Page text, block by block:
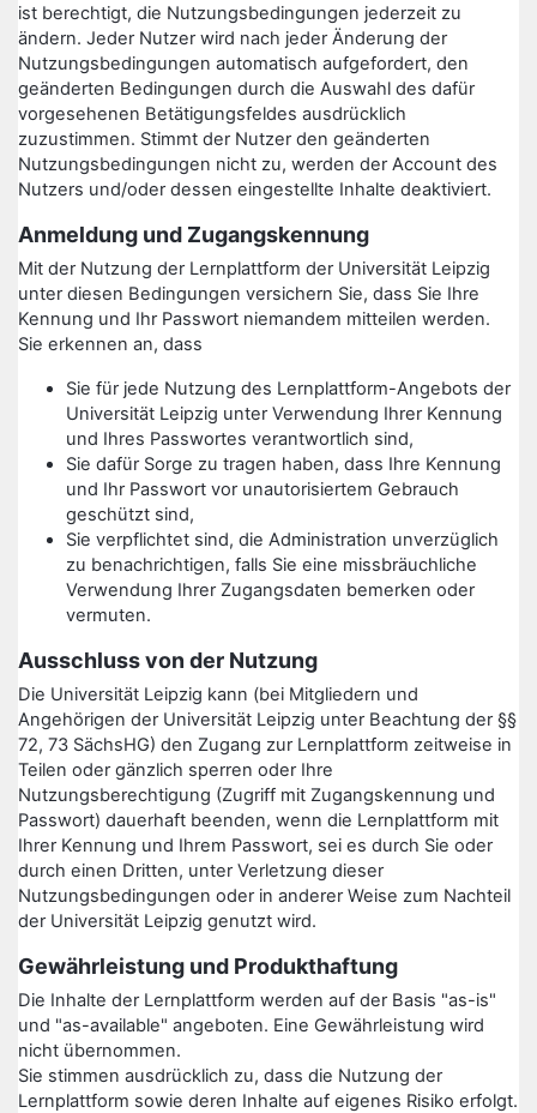
ist berechtigt, die Nutzungsbedingungen jederzeit zu
ändern. Jeder Nutzer wird nach jeder Änderung der
Nutzungsbedingungen automatisch aufgefordert, den
geänderten Bedingungen durch die Auswahl des dafür
vorgesehenen Betätigungsfeldes ausdrücklich
zuzustimmen. Stimmt der Nutzer den geänderten
Nutzungsbedingungen nicht zu, werden der Account des
Nutzers und/oder dessen eingestellte Inhalte deaktiviert.
Anmeldung und Zugangskennung
Mit der Nutzung der Lernplattform der Universität Leipzig
unter diesen Bedingungen versichern Sie, dass Sie Ihre
Kennung und Ihr Passwort niemandem mitteilen werden.
Sie erkennen an, dass
Sie für jede Nutzung des Lernplattform-Angebots der
Universität Leipzig unter Verwendung Ihrer Kennung
und Ihres Passwortes verantwortlich sind,
Sie dafür Sorge zu tragen haben, dass Ihre Kennung
und Ihr Passwort vor unautorisiertem Gebrauch
geschützt sind,
Sie verpflichtet sind, die Administration unverzüglich
zu benachrichtigen, falls Sie eine missbräuchliche
Verwendung Ihrer Zugangsdaten bemerken oder
vermuten.
Ausschluss von der Nutzung
Die Universität Leipzig kann (bei Mitgliedern und
Angehörigen der Universität Leipzig unter Beachtung der §§
72, 73 SächsHG) den Zugang zur Lernplattform zeitweise in
Teilen oder gänzlich sperren oder Ihre
Nutzungsberechtigung (Zugriff mit Zugangskennung und
Passwort) dauerhaft beenden, wenn die Lernplattform mit
Ihrer Kennung und Ihrem Passwort, sei es durch Sie oder
durch einen Dritten, unter Verletzung dieser
Nutzungsbedingungen oder in anderer Weise zum Nachteil
der Universität Leipzig genutzt wird.
Gewährleistung und Produkthaftung
Die Inhalte der Lernplattform werden auf der Basis "as-is"
und "as-available" angeboten. Eine Gewährleistung wird
nicht übernommen.
Sie stimmen ausdrücklich zu, dass die Nutzung der
Lernplattform sowie deren Inhalte auf eigenes Risiko erfolgt.